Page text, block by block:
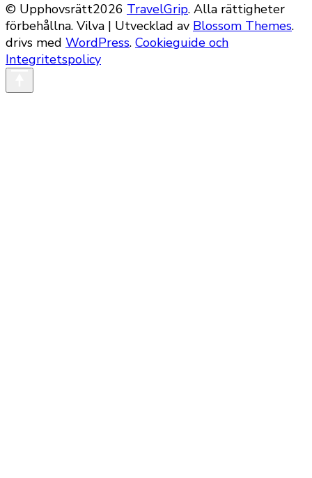
© Upphovsrätt2026 TravelGrip. Alla rättigheter
förbehållna. Vilva | Utvecklad av Blossom Themes.
drivs med WordPress. Cookieguide och
Integritetspolicy